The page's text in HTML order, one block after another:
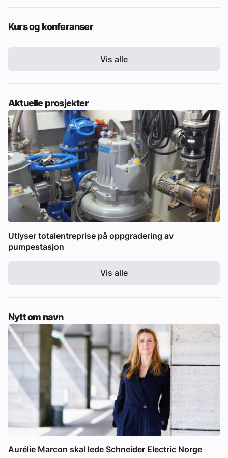
Kurs og konferanser
Vis alle
Aktuelle prosjekter
Utlyser totalentreprise på oppgradering av
pumpestasjon
Vis alle
Nytt om navn
Aurélie Marcon skal lede Schneider Electric Norge